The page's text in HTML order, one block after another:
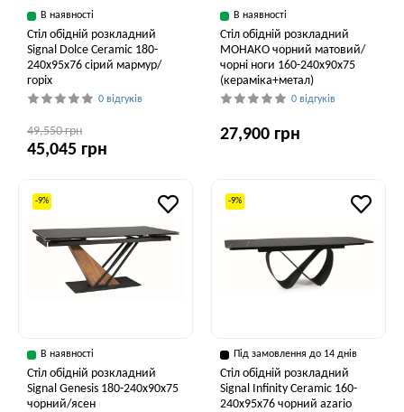
В наявності
Стіл обідній розкладний
Signal Dolce Ceramic 180-
240x95x76 сірий мармур/
горіх
0 відгуків
49,550 грн
45,045 грн
В наявності
Стіл обідній розкладний
МОНАКО чорний матовий/
чорні ноги 160-240x90x75
(кераміка+метал)
0 відгуків
27,900 грн
-9%
В наявності
Стіл обідній розкладний
Signal Genesis 180-240x90x75
чорний/ясен
-9%
Під замовлення до 14 днів
Стіл обідній розкладний
Signal Infinity Ceramic 160-
240x95x76 чорний azario